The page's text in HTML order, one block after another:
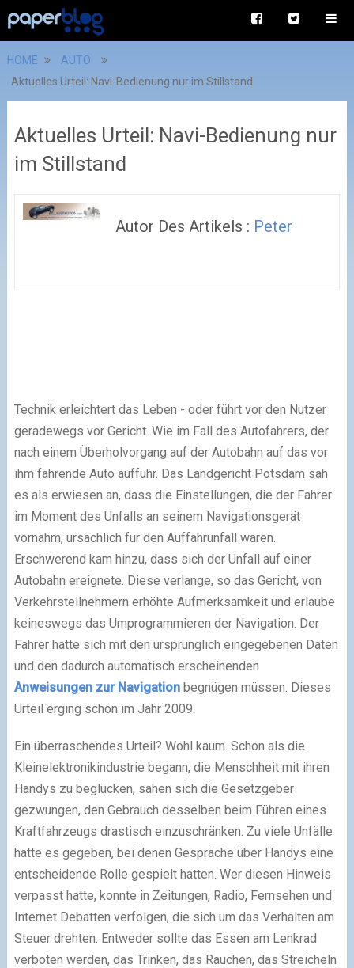
HOME
AUTO
Aktuelles Urteil: Navi-Bedienung nur im Stillstand
Aktuelles Urteil: Navi-Bedienung nur
im Stillstand
Autor Des Artikels : Peter
Technik erleichtert das Leben - oder führt vor den Nutzer
geradewegs vor Gericht. Wie im Fall des Autofahrers, der
nach einem Überholvorgang auf der Autobahn auf das vor
ihm fahrende Auto auffuhr. Das Landgericht Potsdam sah
es als erwiesen an, dass die Einstellungen, die der Fahrer
im Moment des Unfalls an seinem Navigationsgerät
vornahm, ursächlich für den Auffahrunfall waren.
Erschwerend kam hinzu, dass sich der Unfall auf einer
Autobahn ereignete. Diese verlange, so das Gericht, von
Verkehrsteilnehmern erhöhte Aufmerksamkeit und erlaube
keineswegs das Umprogrammieren der Navigation. Der
Fahrer hätte sich mit den ursprünglich eingegebenen Daten
und den dadurch automatisch erscheinenden
Anweisungen zur Navigationbegnügen müssen. Dieses
Urteil erging schon im Jahr 2009.
Ein überraschendes Urteil? Wohl kaum. Schon als die
Kleinelektronikindustrie begann, die Menschheit mit ihren
Handys zu beglücken, sahen sich die Gesetzgeber
gezwungen, den Gebrauch desselben beim Führen eines
Kraftfahrzeugs drastisch einzuschränken. Zu viele Unfälle
hatte es gegeben, bei denen Gespräche über Handys eine
entscheidende Rolle gespielt hatten. Wer diesen Hinweis
verpasst hatte, konnte in Zeitungen, Radio, Fernsehen und
Internet Debatten verfolgen, die sich um das Verhalten am
Steuer drehten. Entweder sollte das Essen am Lenkrad
verboten werden, das Trinken, das Rauchen, das Streicheln